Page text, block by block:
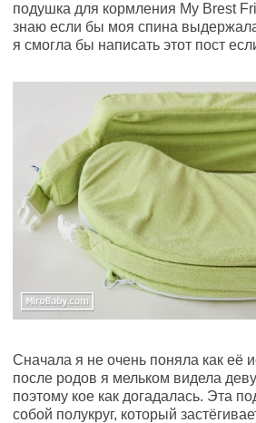
подушка для кормления My Brest
знаю если бы моя спина
я смогла бы написать этот пост
Сначала я не очень поняла как её
после родов я мельком видела
поэтому кое как догадалась. Эта
собой полукруг, который